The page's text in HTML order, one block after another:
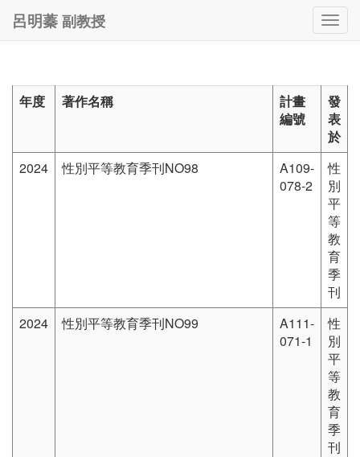
呂明蓁 副教授
年度 著作名稱
計畫
編號
發
表
於
2024
性別平等教育季刊NO98
A109-
078-2
性
別
平
等
教
育
季
刊
2024
性別平等教育季刊NO99
A111-
071-1
性
別
平
等
教
育
季
刊